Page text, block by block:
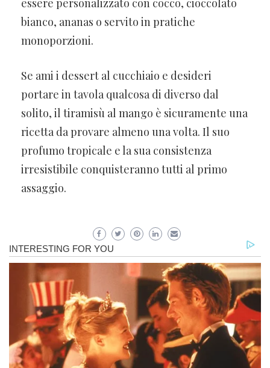
bianco, ananas o servito in pratiche
monoporzioni.
Se ami i dessert al cucchiaio e desideri
portare in tavola qualcosa di diverso dal
solito, il tiramisù al mango è sicuramente una
ricetta da provare almeno una volta. Il suo
profumo tropicale e la sua consistenza
irresistibile conquisteranno tutti al primo
assaggio.